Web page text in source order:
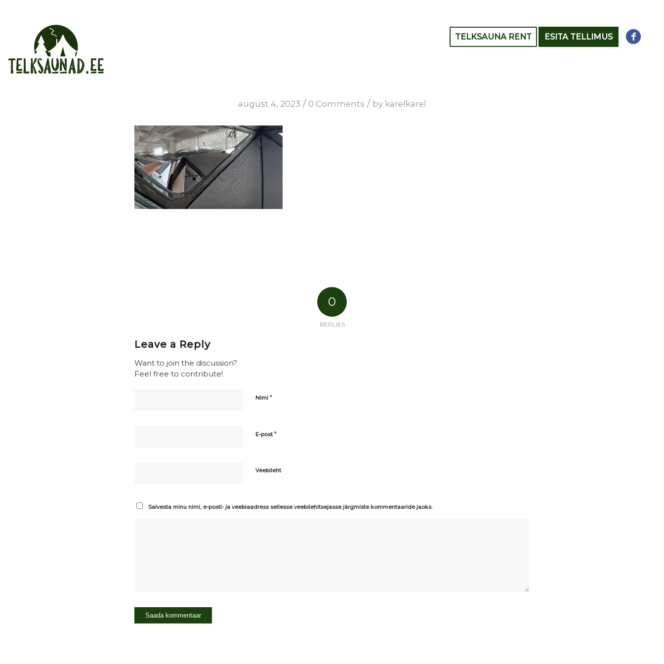
TELKSAUNA RENT ESITA TELLIMUS
august 4, 2023 / 0 Comments / by karelkarel
0
REPLIES
Leave a Reply
Want to join the discussion?
Feel free to contribute!
Nimi *
E-post*
Veebileht
Salvesta minu nimi, e-posti- ja veebiaadress sellesse veebilehitsejasse järgmiste kommentaaride jaoks.